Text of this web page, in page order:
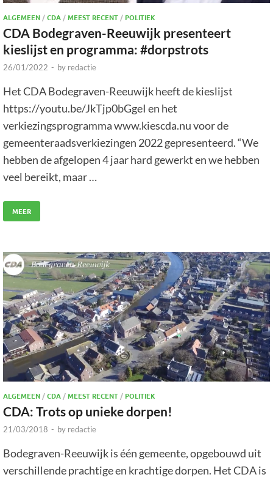
ALGEMEEN /CDA /MEEST RECENT / POLITIEK
CDA Bodegraven-Reeuwijk presenteert
kieslijst en programma: #dorpstrots
26/01/2022 - by redactie
Het CDA Bodegraven-Reeuwijk heeft de kieslijst
https://youtu.be/JkTjp0bGgeI en het
verkiezingsprogramma www.kiescda.nu voor de
gemeenteraadsverkiezingen 2022 gepresenteerd. “We
hebben de afgelopen 4 jaar hard gewerkt en we hebben
veel bereikt, maar …
MEER
ALGEMEEN/CDA/MEEST RECENT/ POLITIEK
CDA: Trots op unieke dorpen!
21/03/2018 - by redactie
Bodegraven-Reeuwijk is één gemeente, opgebouwd uit
verschillende prachtige en krachtige dorpen. Het CDA is